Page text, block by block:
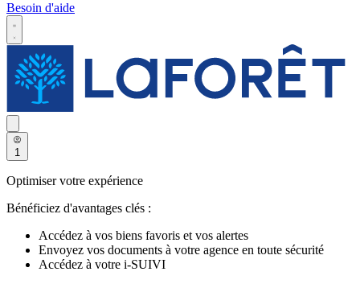
Besoin d'aide
1
Optimiser votre expérience
Bénéficiez d'avantages clés :
Accédez à vos biens favoris et vos alertes
Envoyez vos documents à votre agence en toute sécurité
Accédez à votre i-SUIVI